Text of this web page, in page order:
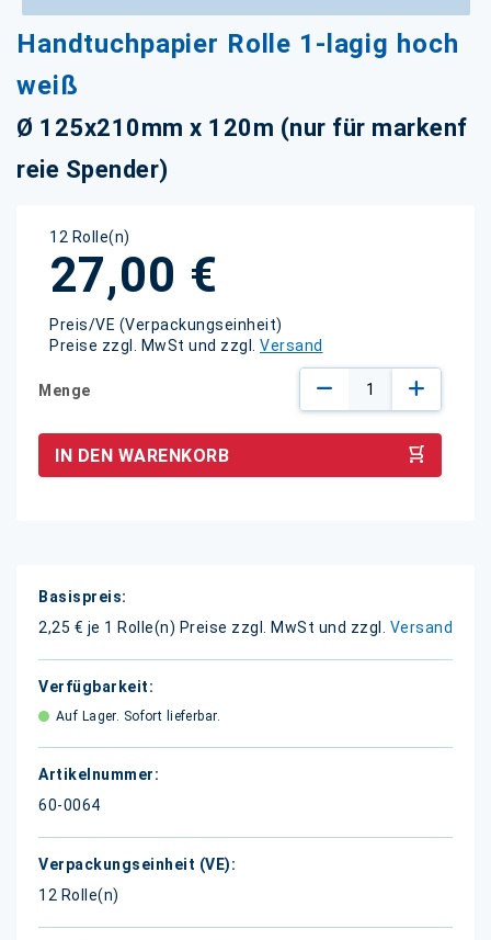
Handtuchpapier Rolle 1-lagig hoch
weiß
Ø 125x210mm x 120m (nur für markenf
reie Spender)
12 Rolle(n)
27,00 €
Preis/VE (Verpackungseinheit)
Preise zzgl. MwSt und zzgl. Versand
Menge
IN DEN WARENKORB
Weitere
Informationen
2,25 € je 1 Rolle(n) Preise zzgl. MwSt und zzgl. Versand
Auf Lager. Sofort lieferbar.
60-0064
12 Rolle(n)
Anfang
Bildgalerie
springen